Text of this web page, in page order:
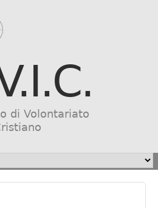
al contenuto
principale
di Volontariato